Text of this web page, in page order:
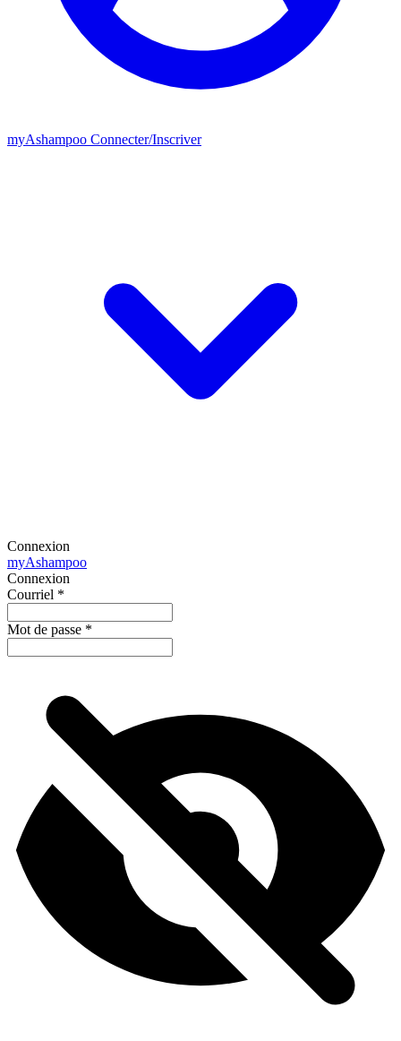
myAshampoo Connecter/Inscriver
Connexion
myAshampoo
Connexion
Courriel *
Mot de passe *